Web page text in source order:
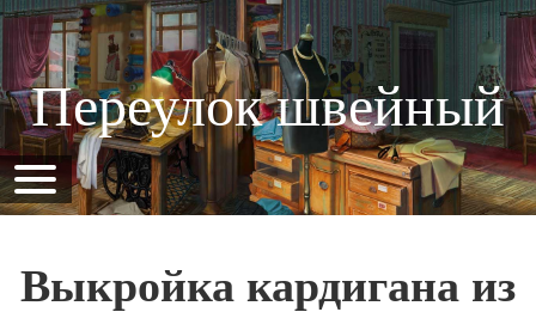
Переулок швейный
Выкройка кардигана из